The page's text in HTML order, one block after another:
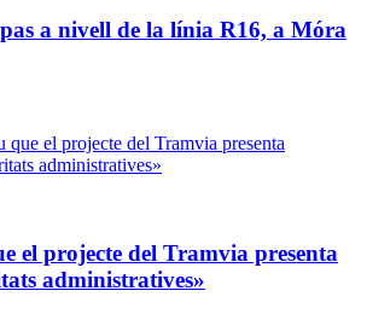
a nivell de la línia R16, a Móra
el projecte del Tramvia presenta
administratives»